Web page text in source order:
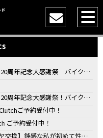
念大感謝祭 バイク女子トークショー
念大感謝祭！バイク女子トークショー
ご予約受付中！
ご予約受付中！
めて性能を実感した【三重県】【Honda DREAM】